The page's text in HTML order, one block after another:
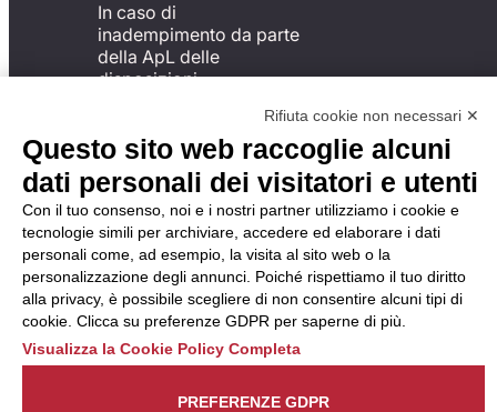
In caso di
inadempimento da parte
della ApL delle
disposizioni
possibile presentare un
reclamo
all’Organismo di
Monitoraggio utilizzando
una delle modalità
descritte al seguente
indirizzo web
https://odm-
agenzielavoro.it/reclami/.
Rifiuta cookie non necessari ✕
Questo sito web raccoglie alcuni
dati personali dei visitatori e utenti
Con il tuo consenso, noi e i nostri partner utilizziamo i cookie e
tecnologie simili per archiviare, accedere ed elaborare i dati
personali come, ad esempio, la visita al sito web o la
personalizzazione degli annunci. Poiché rispettiamo il tuo diritto
alla privacy, è possibile scegliere di non consentire alcuni tipi di
cookie. Clicca su preferenze GDPR per saperne di più.
Visualizza la Cookie Policy Completa
PREFERENZE GDPR